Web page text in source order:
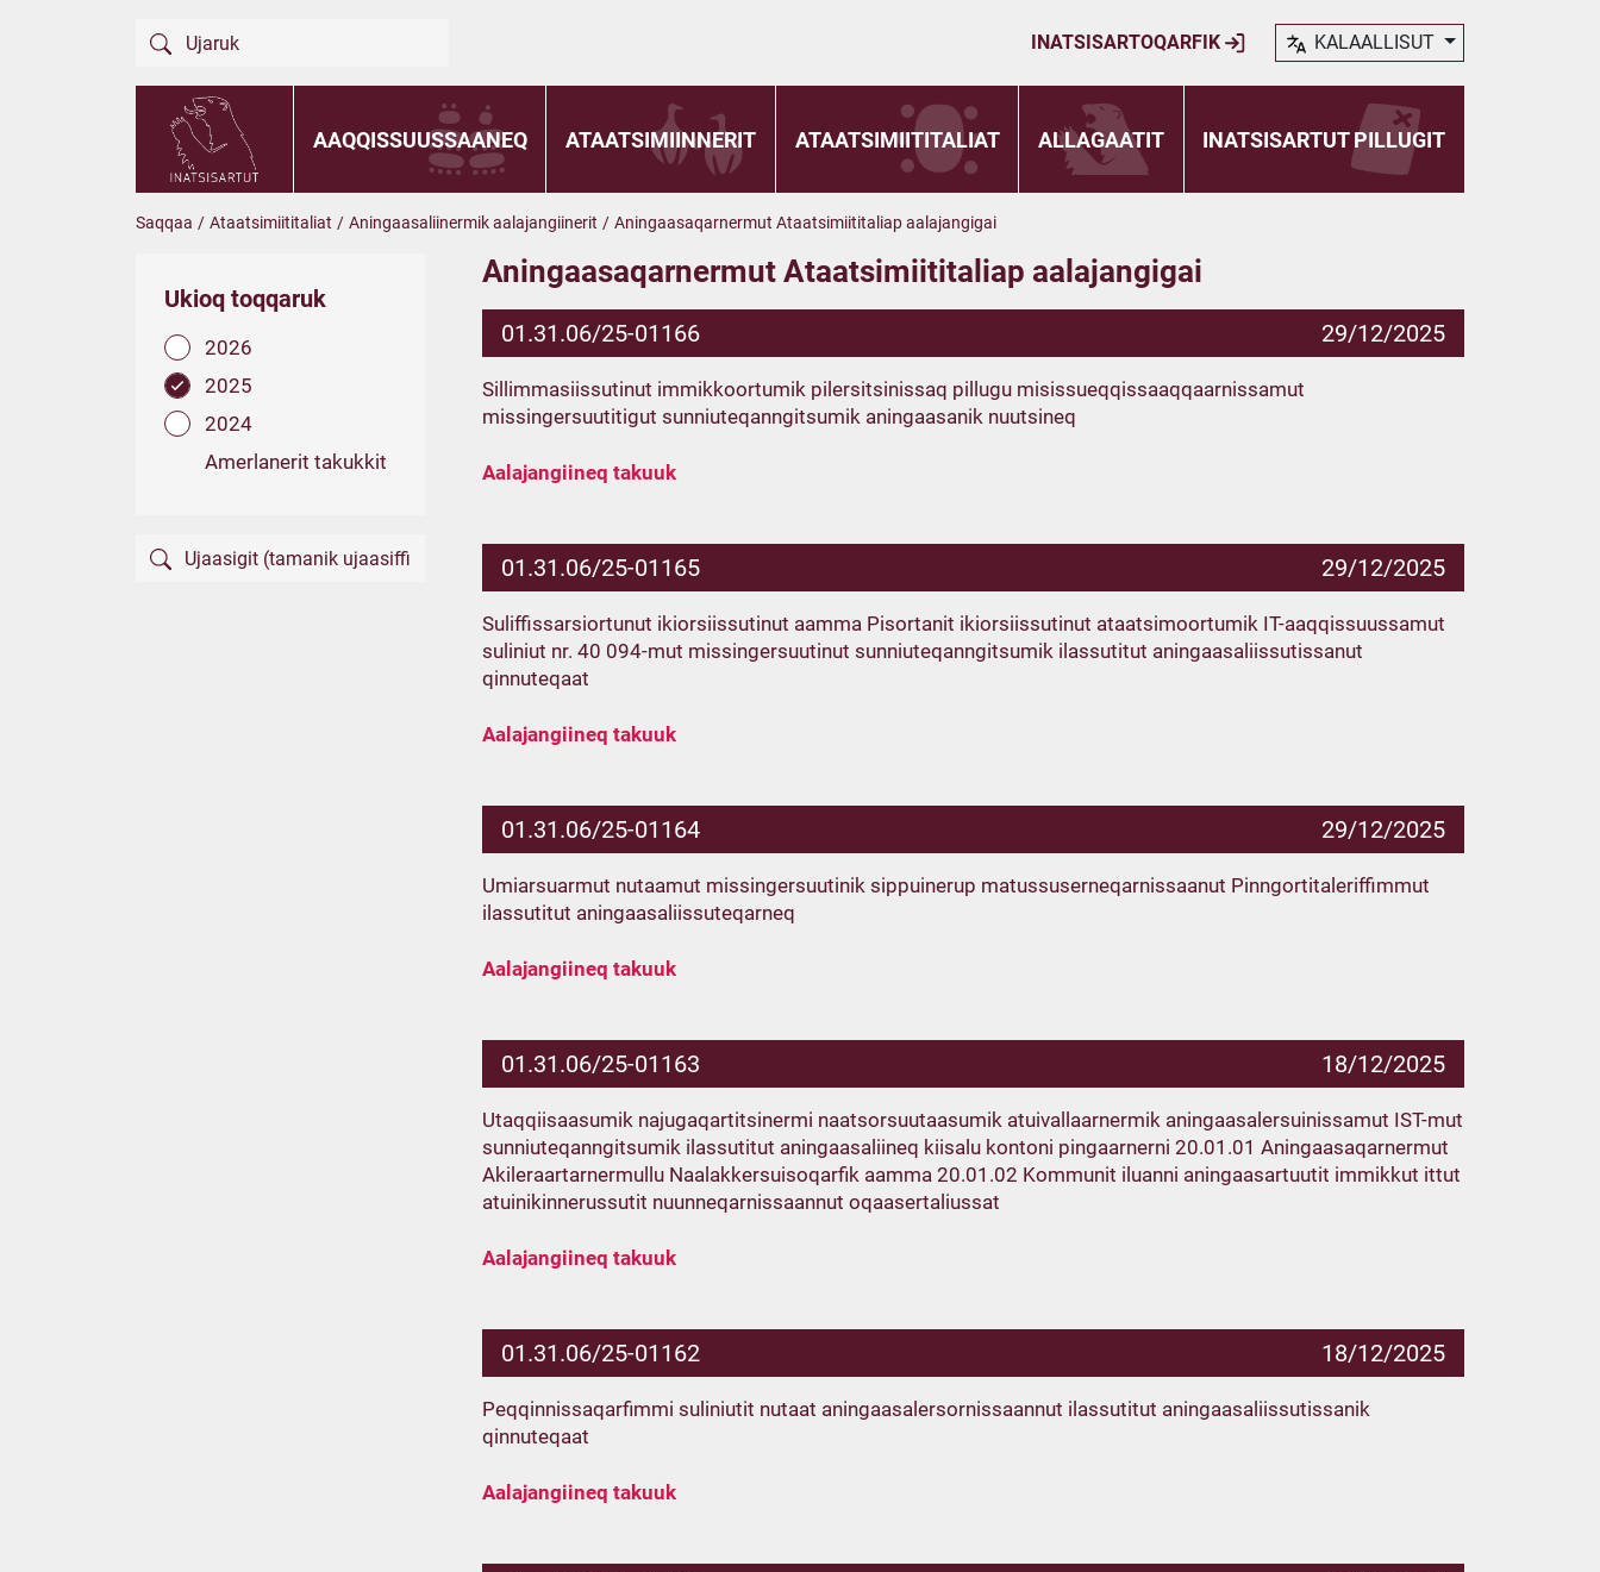
INATSISARTOQARFIK KALAALLISUT
AAQQISSUUSSAANEQ ATAATSIMIINNERIT ATAATSIMIITITALIAT ALLAGAATIT INATSISARTUT PILLUGIT
Saqqaa / Ataatsimiititaliat / Aningaasaliinermik aalajangiinerit / Aningaasaqarnermut Ataatsimiititaliap aalajangigai
Ukioq toqqaruk
2026
2025
2024
Amerlanerit takukkit
Aningaasaqarnermut Ataatsimiititaliap aalajangigai
01.31.06/25-01166 29/12/2025
Sillimmasiissutinut immikkoortumik pilersitsinissaq pillugu misissueqqissaaqqaarnissamut
missingersuutitigut sunniuteqanngitsumik aningaasanik nuutsineq
Aalajangiineq takuuk
01.31.06/25-01165 29/12/2025
Suliffissarsiortunut ikiorsiissutinut aamma Pisortanit ikiorsiissutinut ataatsimoortumik IT-aaqqissuussamut
suliniut nr. 40 094-mut missingersuutinut sunniuteqanngitsumik ilassutitut aningaasaliissutissanut
qinnuteqaat
Aalajangiineq takuuk
01.31.06/25-01164 29/12/2025
Umiarsuarmut nutaamut missingersuutinik sippuinerup matussuserneqarnissaanut Pinngortitaleriffimmut
ilassutitut aningaasaliissuteqarneq
Aalajangiineq takuuk
01.31.06/25-01163 18/12/2025
Utaqqiisaasumik najugaqartitsinermi naatsorsuutaasumik atuivallaarnermik aningaasalersuinissamut IST-mut
sunniuteqanngitsumik ilassutitut aningaasaliineq kiisalu kontoni pingaarnerni 20.01.01 Aningaasaqarnermut
Akileraartarnermullu Naalakkersuisoqarfik aamma 20.01.02 Kommunit iluanni aningaasartuutit immikkut ittut
atuinikinnerussutit nuunneqarnissaannut oqaasertaliussat
Aalajangiineq takuuk
01.31.06/25-01162 18/12/2025
Peqqinnissaqarfimmi suliniutit nutaat aningaasalersornissaannut ilassutitut aningaasaliissutissanik
qinnuteqaat
Aalajangiineq takuuk